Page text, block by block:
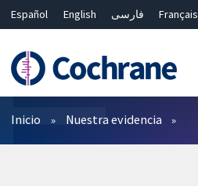
Español English فارسی
Français
Bahasa Malaysia
ไทย 繁體中文
Filtros
Inicio Nuestra evidencia